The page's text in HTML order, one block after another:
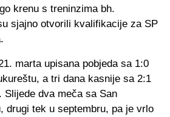
krenu s treninzima bh.
sjajno otvorili kvalifikacije za SP
marta upisana pobjeda sa 1:0
a tri dana kasnije sa 2:1
Slijede dva meča sa San
drugi tek u septembru, pa je vrlo